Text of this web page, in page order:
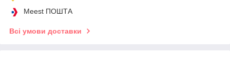
Meest ПОШТА
Всі умови доставки